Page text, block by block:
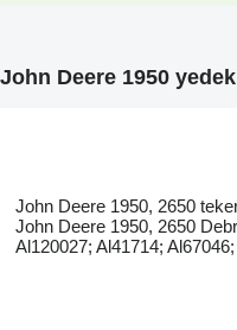
John Deere 1950
John Deere 1950, 2650
John Deere 1950, 2650
Al120027; Al41714;